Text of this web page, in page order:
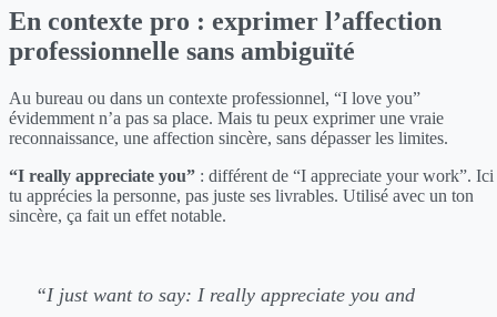
En contexte pro : exprimer l’affection
professionnelle sans ambiguïté
Au bureau ou dans un contexte professionnel, “I love you”
évidemment n’a pas sa place. Mais tu peux exprimer une vraie
reconnaissance, une affection sincère, sans dépasser les limites.
“I really appreciate you” : différent de “I appreciate your work”. Ici
tu apprécies la personne, pas juste ses livrables. Utilisé avec un ton
sincère, ça fait un effet notable.
“I just want to say: I really appreciate you and